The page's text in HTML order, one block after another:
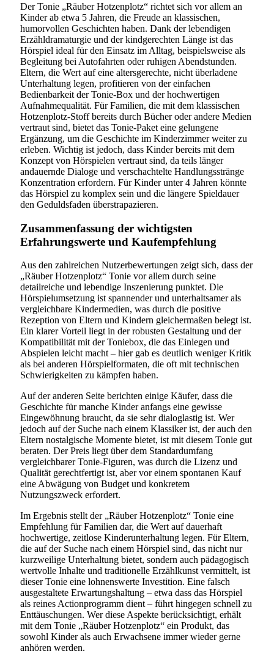
Der Tonie „Räuber Hotzenplotz“ richtet sich vor allem an
Kinder ab etwa 5 Jahren, die Freude an klassischen,
humorvollen Geschichten haben. Dank der lebendigen
Erzähldramaturgie und der kindgerechten Länge ist das
Hörspiel ideal für den Einsatz im Alltag, beispielsweise als
Begleitung bei Autofahrten oder ruhigen Abendstunden.
Eltern, die Wert auf eine altersgerechte, nicht überladene
Unterhaltung legen, profitieren von der einfachen
Bedienbarkeit der Tonie-Box und der hochwertigen
Aufnahmequalität. Für Familien, die mit dem klassischen
Hotzenplotz-Stoff bereits durch Bücher oder andere Medien
vertraut sind, bietet das Tonie-Paket eine gelungene
Ergänzung, um die Geschichte im Kinderzimmer weiter zu
erleben. Wichtig ist jedoch, dass Kinder bereits mit dem
Konzept von Hörspielen vertraut sind, da teils länger
andauernde Dialoge und verschachtelte Handlungsstränge
Konzentration erfordern. Für Kinder unter 4 Jahren könnte
das Hörspiel zu komplex sein und die längere Spieldauer
den Geduldsfaden überstrapazieren.
Zusammenfassung der wichtigsten
Erfahrungswerte und Kaufempfehlung
Aus den zahlreichen Nutzerbewertungen zeigt sich, dass der
„Räuber Hotzenplotz“ Tonie vor allem durch seine
detailreiche und lebendige Inszenierung punktet. Die
Hörspielumsetzung ist spannender und unterhaltsamer als
vergleichbare Kindermedien, was durch die positive
Rezeption von Eltern und Kindern gleichermaßen belegt ist.
Ein klarer Vorteil liegt in der robusten Gestaltung und der
Kompatibilität mit der Toniebox, die das Einlegen und
Abspielen leicht macht – hier gab es deutlich weniger Kritik
als bei anderen Hörspielformaten, die oft mit technischen
Schwierigkeiten zu kämpfen haben.
Auf der anderen Seite berichten einige Käufer, dass die
Geschichte für manche Kinder anfangs eine gewisse
Eingewöhnung braucht, da sie sehr dialoglastig ist. Wer
jedoch auf der Suche nach einem Klassiker ist, der auch den
Eltern nostalgische Momente bietet, ist mit diesem Tonie gut
beraten. Der Preis liegt über dem Standardumfang
vergleichbarer Tonie-Figuren, was durch die Lizenz und
Qualität gerechtfertigt ist, aber vor einem spontanen Kauf
eine Abwägung von Budget und konkretem
Nutzungszweck erfordert.
Im Ergebnis stellt der „Räuber Hotzenplotz“ Tonie eine
Empfehlung für Familien dar, die Wert auf dauerhaft
hochwertige, zeitlose Kinderunterhaltung legen. Für Eltern,
die auf der Suche nach einem Hörspiel sind, das nicht nur
kurzweilige Unterhaltung bietet, sondern auch pädagogisch
wertvolle Inhalte und traditionelle Erzählkunst vermittelt, ist
dieser Tonie eine lohnenswerte Investition. Eine falsch
ausgestaltete Erwartungshaltung – etwa dass das Hörspiel
als reines Actionprogramm dient – führt hingegen schnell zu
Enttäuschungen. Wer diese Aspekte berücksichtigt, erhält
mit dem Tonie „Räuber Hotzenplotz“ ein Produkt, das
sowohl Kinder als auch Erwachsene immer wieder gerne
anhören werden.